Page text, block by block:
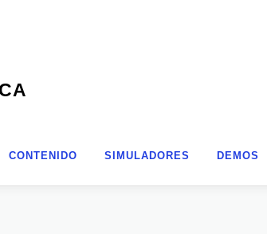
CONTENIDO SIMULADORES DEMOS